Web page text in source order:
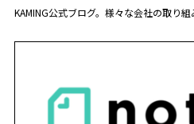
KAMING公式ブログ。様々な会社の取り組